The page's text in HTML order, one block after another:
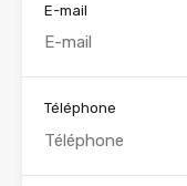
E-mail
Téléphone